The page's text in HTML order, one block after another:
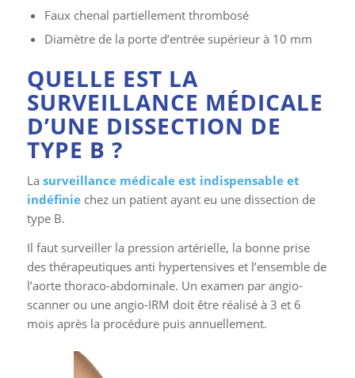
Faux chenal partiellement thrombosé
Diamètre de la porte d’entrée supérieur à 10 mm
QUELLE EST LA
SURVEILLANCE MÉDICALE
D’UNE DISSECTION DE
TYPE B ?
La surveillance médicale est indispensable et
indéfiniechez un patient ayant eu une dissection de
type B.
Il faut surveiller la pression artérielle, la bonne prise
des thérapeutiques anti hypertensives et l’ensemble de
l’aorte thoraco-abdominale. Un examen par angio-
scanner ou une angio-IRM doit être réalisé à 3 et 6
mois après la procédure puis annuellement.